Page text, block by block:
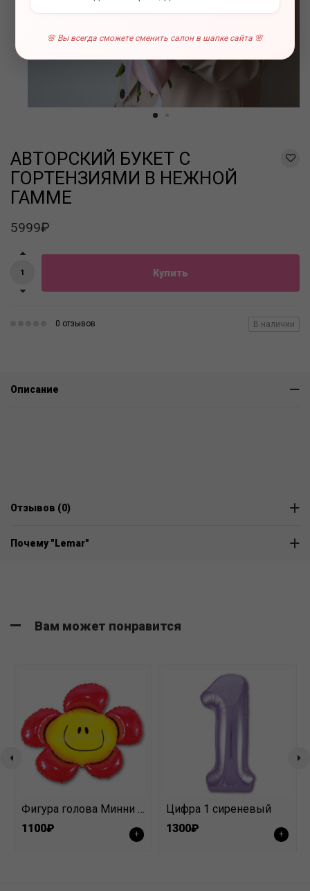
🌸 Вы всегда сможете сменить салон в шапке сайта 🌸
АВТОРСКИЙ БУКЕТ С
ГОРТЕНЗИЯМИ В НЕЖНОЙ
ГАММЕ
5999₽
Купить
0 отзывов В наличии
Описание
Отзывов (0)
Почему "Lemar"
Вам может понравится
Фигура голова Минни /Микки Маус средняя
1100₽
+
Цифра 1 сиреневый
1300₽
+